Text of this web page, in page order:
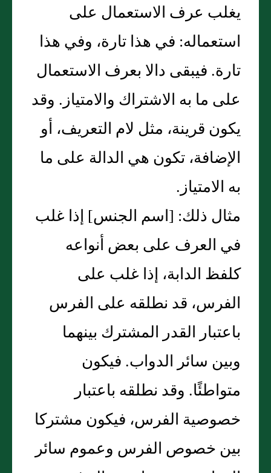
يغلب عرف الاستعمال على
استعماله‏:‏ في هذا تارة، وفي هذا
تارة‏.‏ فيبقى دالا بعرف الاستعمال
على ما به الاشتراك والامتياز‏.‏ وقد
يكون قرينة، مثل لام التعريف، أو
الإضافة، تكون هي الدالة على ما
به الامتياز‏.‏
مثال ذلك‏:‏ ‏[‏اسم الجنس‏]‏ إذا غلب
في العرف على بعض أنواعه
كلفظ الدابة، إذا غلب على
الفرس، قد نطلقه على الفرس
باعتبار القدر المشترك بينهما
وبين سائر الدواب‏.‏ فيكون
متواطئًا‏.‏ وقد نطلقه باعتبار
خصوصية الفرس، فيكون مشتركا
بين خصوص الفرس وعموم سائر